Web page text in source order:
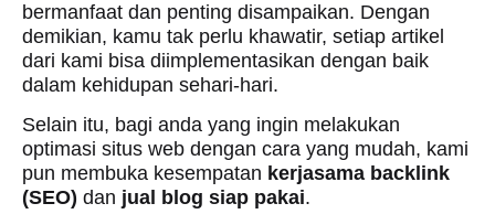
bermanfaat dan penting disampaikan. Dengan
demikian, kamu tak perlu khawatir, setiap artikel
dari kami bisa diimplementasikan dengan baik
dalam kehidupan sehari-hari.
Selain itu, bagi anda yang ingin melakukan
optimasi situs web dengan cara yang mudah, kami
pun membuka kesempatan kerjasama backlink
(SEO) dan jual blog siap pakai.